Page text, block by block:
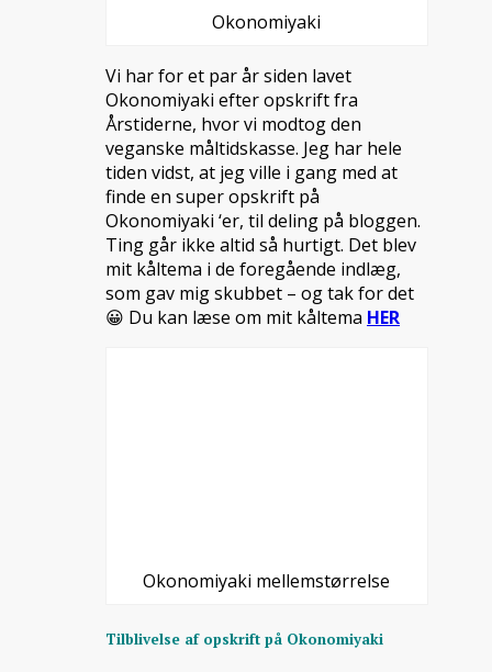
Okonomiyaki
Vi har for et par år siden lavet
Okonomiyaki efter opskrift fra
Årstiderne, hvor vi modtog den
veganske måltidskasse. Jeg har hele
tiden vidst, at jeg ville i gang med at
finde en super opskrift på
Okonomiyaki ‘er, til deling på bloggen.
Ting går ikke altid så hurtigt. Det blev
mit kåltema i de foregående indlæg,
som gav mig skubbet – og tak for det
😀 Du kan læse om mit kåltema HER
Okonomiyaki mellemstørrelse
Tilblivelse af opskrift på Okonomiyaki